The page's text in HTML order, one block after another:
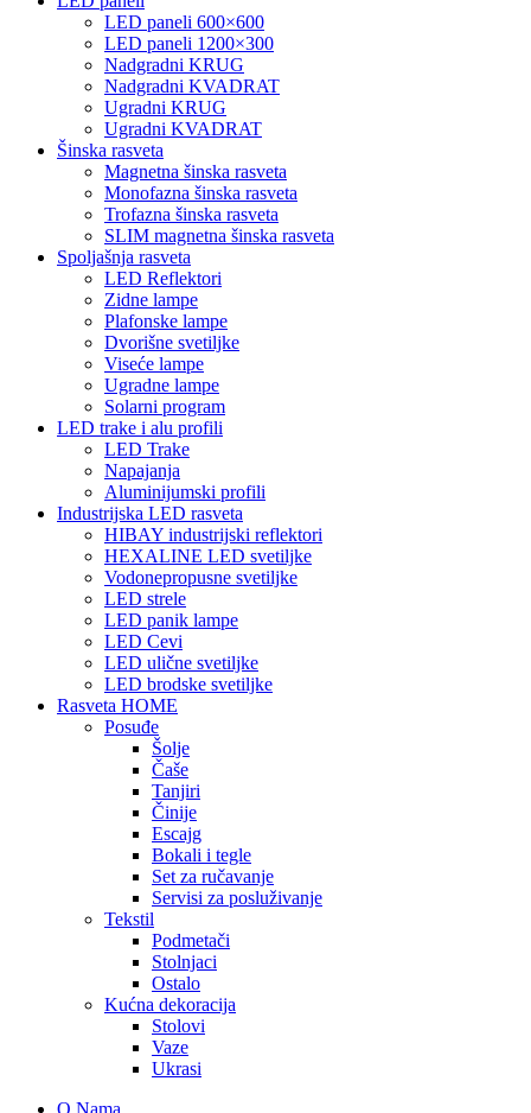
LED paneli 600×600
LED paneli 1200×300
Nadgradni KRUG
Nadgradni KVADRAT
Ugradni KRUG
Ugradni KVADRAT
Šinska rasveta
Magnetna šinska rasveta
Monofazna šinska rasveta
Trofazna šinska rasveta
SLIM magnetna šinska rasveta
Spoljašnja rasveta
LED Reflektori
Zidne lampe
Plafonske lampe
Dvorišne svetiljke
Viseće lampe
Ugradne lampe
Solarni program
LED trake i alu profili
LED Trake
Napajanja
Aluminijumski profili
Industrijska LED rasveta
HIBAY industrijski reflektori
HEXALINE LED svetiljke
Vodonepropusne svetiljke
LED strele
LED panik lampe
LED Cevi
LED ulične svetiljke
LED brodske svetiljke
Rasveta HOME
Posuđe
Šolje
Čaše
Tanjiri
Činije
Escajg
Bokali i tegle
Set za ručavanje
Servisi za posluživanje
Tekstil
Podmetači
Stolnjaci
Ostalo
Kućna dekoracija
Stolovi
Vaze
Ukrasi
O Nama